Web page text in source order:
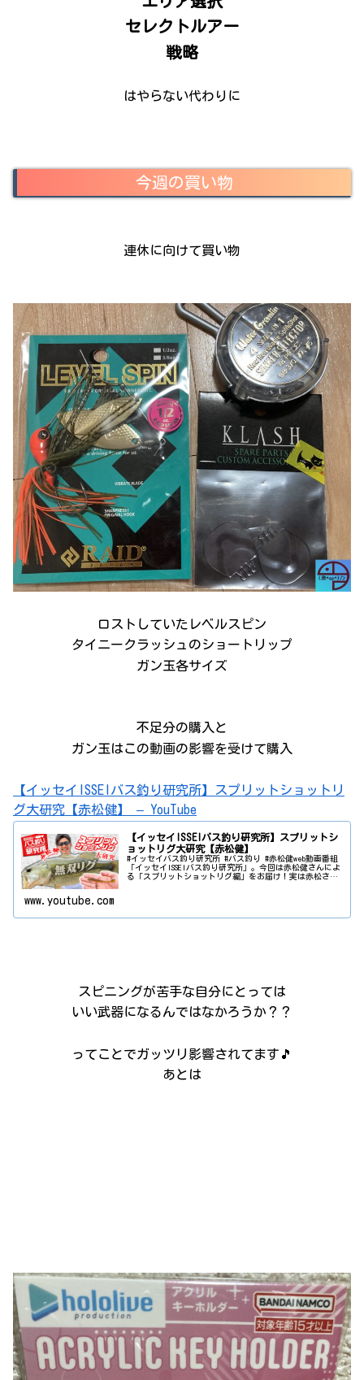
セレクトルアー
戦略
はやらない代わりに
今週の買い物
連休に向けて買い物
ロストしていたレベルスピン
タイニークラッシュのショートリップ
ガン玉各サイズ
不足分の購入と
ガン玉はこの動画の影響を受けて購入
【イッセイISSEIバス釣り研究所】スプリットショットリ
グ大研究【赤松健】 – YouTube
【イッセイISSEIバス釣り研究所】スプリットシ
ョットリグ大研究【赤松健】
#イッセイバス釣り研究所 #バス釣り #赤松健web動画番組
「イッセイISSEIバス釣り研究所」。今回は赤松健さんによ
る「スプリットショットリグ編」をお届け！実は赤松さん
www.youtube.com
スピニングが苦手な自分にとっては
いい武器になるんではなかろうか？？
ってことでガッツリ影響されてます🎵
あとは